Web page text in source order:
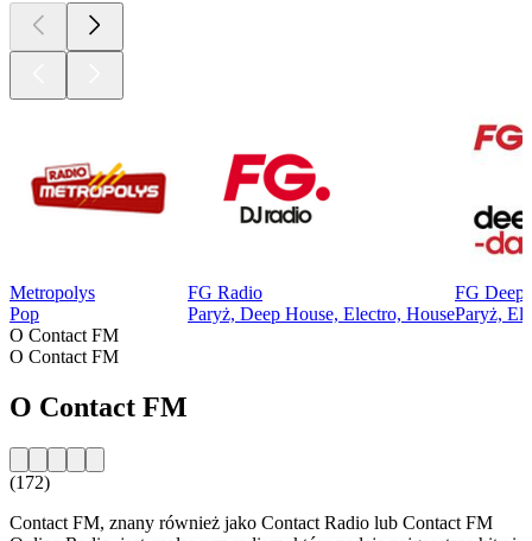
Metropolys
Pop
FG Radio
Paryż, Deep House, Electro, House
FG Deep
Paryż,
O Contact FM
O Contact FM
O Contact FM
(172)
Contact FM, znany również jako Contact Radio lub Contact FM